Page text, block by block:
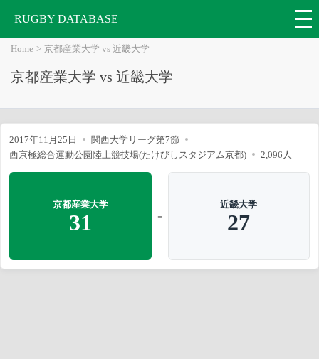
RUGBY DATABASE
Home 京都産業大学 vs 近畿大学
京都産業大学 vs 近畿大学
2017年11月25日 関西大学リーグ第7節
西京極総合運動公園陸上競技場(たけびしスタジアム京都)
2,096人
京都産業大学
31 -
近畿大学
27